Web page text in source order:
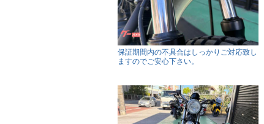
保証期間内の不具合はしっかりご対応致し
ますのでご安心下さい。